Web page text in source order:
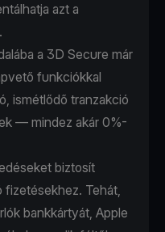
azt a
a 3D Secure már
funkciókkal
ismétlődő tranzakció
— mindez akár 0%-
biztosít
fizetésekhez. Tehát,
bankkártyát, Apple